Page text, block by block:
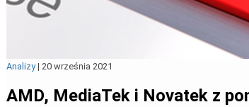
Analizy| 20 września 2021
AMD, MediaTek i Novatek z